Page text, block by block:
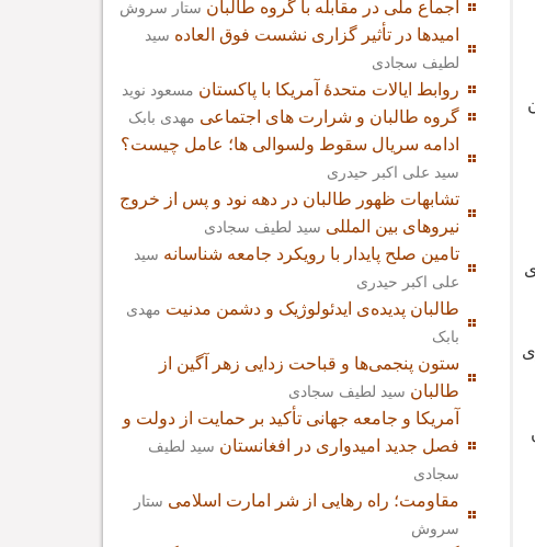
اجماع ملی در مقابله با گروه طالبان ستار سروش
امیدها در تأثیر گزاری نشست فوق العاده سید
لطیف سجادی
روابط ایالات متحدۀ آمریکا با پاکستان مسعود نوید
گروه طالبان و شرارت های اجتماعی مهدی بابک
ادامه سریال سقوط ولسوالی ها؛ عامل چیست؟
سید علی اکبر حیدری
تشابهات ظهور طالبان در دهه نود و پس از خروج
نیروهای بین المللی سید لطیف سجادی
تامین صلح پایدار با رویکرد جامعه شناسانه سید
علی اکبر حیدری
طالبان پدیده‌ی ایدئولوژیک و دشمن مدنیت مهدی
بابک
ستون پنجمی‌ها و قباحت زدایی زهر آگین از
طالبان سید لطیف سجادی
آمریکا و جامعه جهانی تأکید بر حمایت از دولت و
فصل جدید امیدواری در افغانستان سید لطیف
سجادی
مقاومت؛ راه رهایی از شر امارت اسلامی ستار
سروش